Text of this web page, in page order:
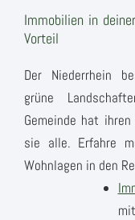
Immobilien in
Vorteil
Der Niederrhein
grüne
Gemeinde hat
sie alle. Erfahre
Wohnlagen in den